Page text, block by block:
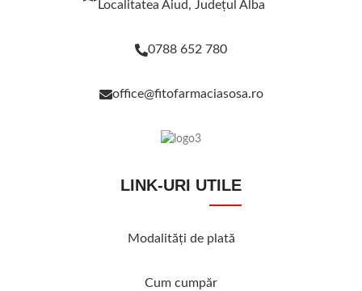
Localitatea Aiud, Judeţul Alba
0788 652 780
office@fitofarmaciasosa.ro
LINK-URI UTILE
Modalităţi de plată
Cum cumpăr